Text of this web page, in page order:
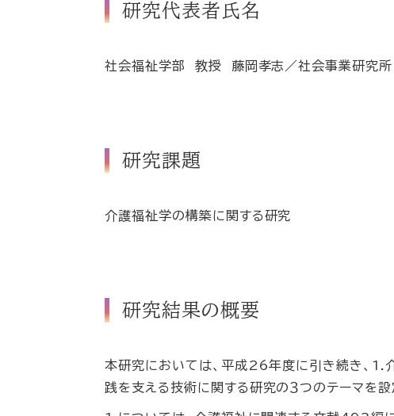
研究代表者氏名
社会福祉学部 教授 藤岡孝志／社会事業研究
研究課題
介護福祉学の構築に関する研究
研究結果の概要
本研究においては、平成26年度に引き続き、1.
践を支える技術に関する研究の３つのテーマを設